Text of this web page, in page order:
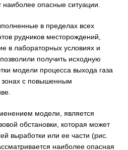
опасные ситуации.
в пределах всех
рудников месторождений,
в лабораторных условиях и
получить исходную
модели процесса выхода газа
зонах с повышенным
модели, является
обстановки, которая может
выработки или ее части (рис.
наиболее опасная